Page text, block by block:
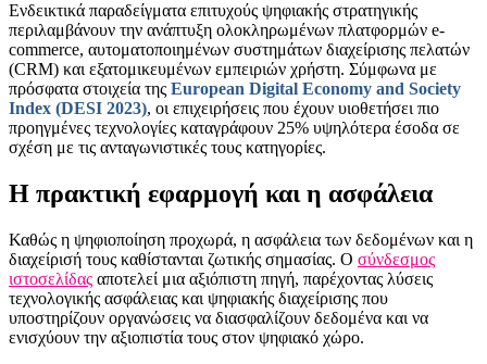
Ενδεικτικά παραδείγματα επιτυχούς ψηφιακής στρατηγικής
περιλαμβάνουν την ανάπτυξη ολοκληρωμένων πλατφορμών e-
commerce, αυτοματοποιημένων συστημάτων διαχείρισης πελατών
(CRM) και εξατομικευμένων εμπειριών χρήστη. Σύμφωνα με
πρόσφατα στοιχεία της European Digital Economy and Society
Index (DESI 2023), οι επιχειρήσεις που έχουν υιοθετήσει πιο
προηγμένες τεχνολογίες καταγράφουν 25% υψηλότερα έσοδα σε
σχέση με τις ανταγωνιστικές τους κατηγορίες.
Η πρακτική εφαρμογή και η ασφάλεια
Καθώς η ψηφιοποίηση προχωρά, η ασφάλεια των δεδομένων και η
διαχείρισή τους καθίστανται ζωτικής σημασίας. Ο σύνδεσμος
ιστοσελίδας αποτελεί μια αξιόπιστη πηγή, παρέχοντας λύσεις
τεχνολογικής ασφάλειας και ψηφιακής διαχείρισης που
υποστηρίζουν οργανώσεις να διασφαλίζουν δεδομένα και να
ενισχύουν την αξιοπιστία τους στον ψηφιακό χώρο.